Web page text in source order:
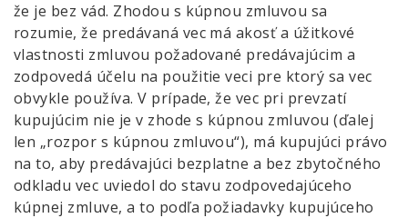
že je bez vád. Zhodou s kúpnou zmluvou sa
rozumie, že predávaná vec má akosť a úžitkové
vlastnosti zmluvou požadované predávajúcim a
zodpovedá účelu na použitie veci pre ktorý sa vec
obvykle používa. V prípade, že vec pri prevzatí
kupujúcim nie je v zhode s kúpnou zmluvou (ďalej
len „rozpor s kúpnou zmluvou“), má kupujúci právo
na to, aby predávajúci bezplatne a bez zbytočného
odkladu vec uviedol do stavu zodpovedajúceho
kúpnej zmluve, a to podľa požiadavky kupujúceho